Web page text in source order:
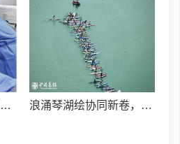
跨越千里献大爱！720光明行助力喀什150名白内障老人重获清晰视界 浪涌琴湖绘协同新卷，桨连四城启发展新篇